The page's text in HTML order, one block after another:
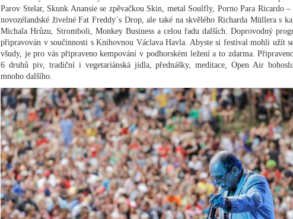
Parov Stelar, Skunk Anansie se zpěvačkou Skin, metal Soulfly, Porno Para Ricardo –
novozélandské živelné Fat Freddy´s Drop, ale také na skvělého Richarda Müllera s
Michala Hrůzu, Stromboli, Monkey Business a celou řadu dalších. Doprovodný
připravován v součinnosti s Knihovnou Václava Havla. Abyste si festival mohli užít
všudy, je pro vás připraveno kempování v podhorském ležení a to zdarma.
6 druhů piv, tradiční i vegetariánská jídla, přednášky, meditace, Open Air
mnoho dalšího.